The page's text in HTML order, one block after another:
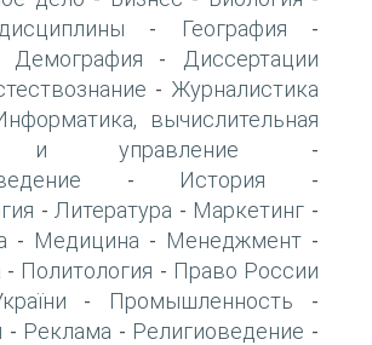
- География -
Демография -
Диссертации
- Журналистика
вычислительная
и управление -
- История -
- Литература - Маркетинг -
- Медицина - Менеджмент -
- Политология - Право России
- Промышленность -
- Реклама - Религиоведение -